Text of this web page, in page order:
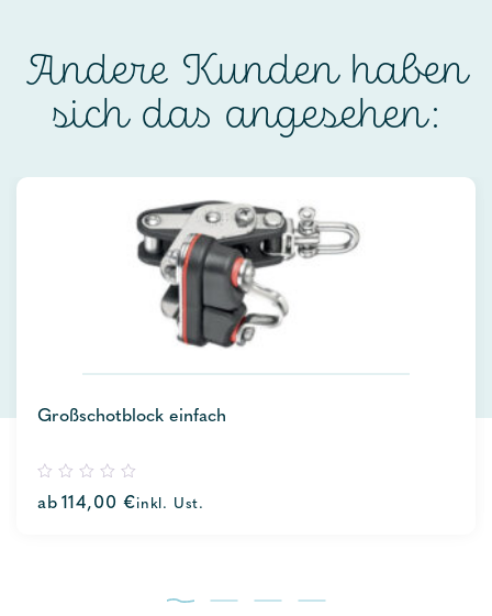
Andere Kunden haben
sich das angesehen:
Großschotblock einfach
out
ab 114,00€inkl. Ust.